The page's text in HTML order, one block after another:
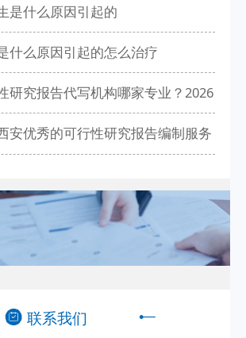
是什么原因引起的
什么原因引起的怎么治疗
研究报告代写机构哪家专业？2026
编制方案汇总
安优秀的可行性研究报告编制服务
联系我们